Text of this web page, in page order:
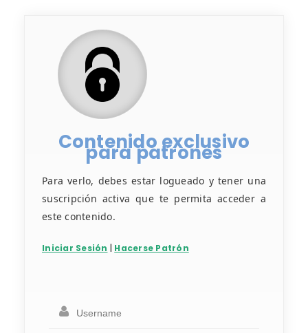
Contenido exclusivo
para patrones
Para verlo, debes estar logueado y tener una
suscripción activa que te permita acceder a
este contenido.
Iniciar Sesión | Hacerse Patrón